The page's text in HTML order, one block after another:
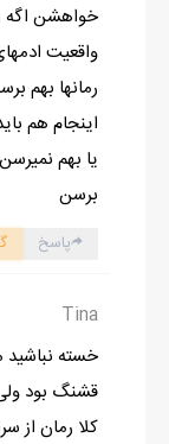
چشمکی زد...
بعد زری که زد
همه زدن زیر
بی ریخته) منم
بادیدن پام خنده ام
جورابم پاره شده
این بچه ننه ها
البته باکلی
شم. دخترها ازم
_متاسفیم خندمون
از چهرشون معلوم
خواهشن اگه
واقعیت
رمانها بهم
اینجام هم
یا بهم
برسن
پاسخ
Tina
خسته نباشید
قشنگ بود
کلا رمان از